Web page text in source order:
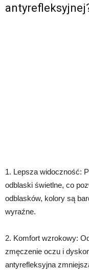
1. Lepsza widoczność:
odblaski świetlne, co
odblasków, kolory są
wyraźne.
2. Komfort wzrokowy:
zmęczenie oczu i
antyrefleksyjna